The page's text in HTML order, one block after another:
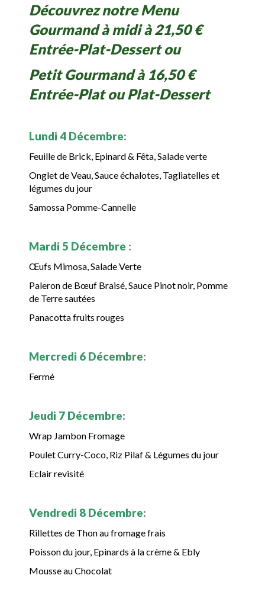
Découvrez notre Menu
Gourmand à midi à 21,50 €
Entrée-Plat-Dessert ou
Petit Gourmand à 16,50 €
Entrée-Plat ou Plat-Dessert
Lundi 4 Décembre:
Feuille de Brick, Epinard & Fêta, Salade verte
Onglet de Veau, Sauce échalotes, Tagliatelles et
légumes du jour
Samossa Pomme-Cannelle
Mardi 5 Décembre :
Œufs Mimosa, Salade Verte
Paleron de Bœuf Braisé, Sauce Pinot noir, Pomme
de Terre sautées
Panacotta fruits rouges
Mercredi 6 Décembre:
Fermé
Jeudi 7 Décembre:
Wrap Jambon Fromage
Poulet Curry-Coco, Riz Pilaf & Légumes du jour
Eclair revisité
Vendredi 8 Décembre:
Rillettes de Thon au fromage frais
Poisson du jour, Epinards à la crème & Ebly
Mousse au Chocolat